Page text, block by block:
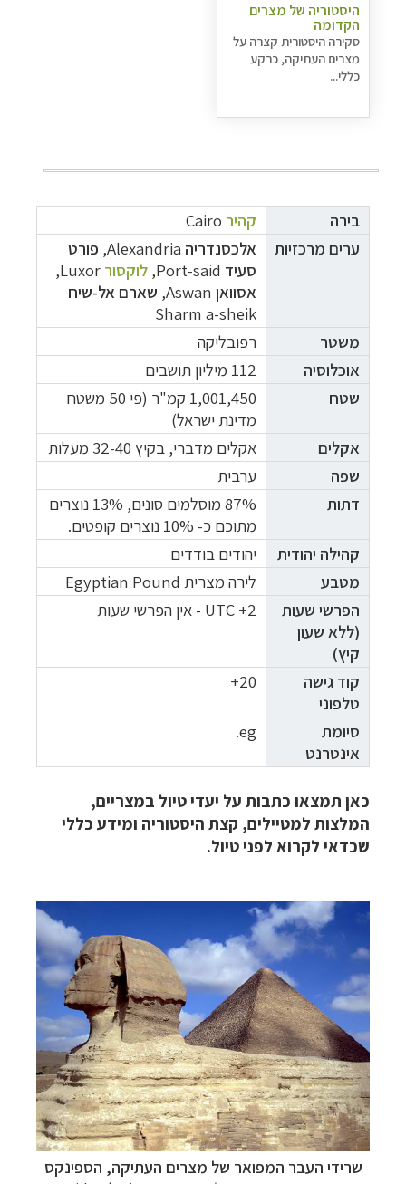
היסטוריה של מצרים
הקדומה
סקירה היסטורית קצרה על
מצרים העתיקה, כרקע
כללי...
בירה קהיר
ערים מרכזיות
אלכסנדריה
פורט
סעיד
לוקסור
אסוואן
שארם אל-שיח
Sharm a-sheik
משטר
רפובליקה
אוכלוסיה
112 מיליון תושבים
שטח
1,001,450 קמ"ר (פי 50 משטח
מדינת ישראל)
אקלים
אקלים מדברי, בקיץ 32-40 מעלות
שפה
ערבית
דתות
87% מוסלמים סונים, 13% נוצרים
מתוכם כ- 10% נוצרים קופטים.
קהילה יהודית
יהודים בודדים
מטבע
לירה מצרית Egyptian Pound
הפרשי שעות
(ללא שעון
קיץ)
UTC +2 - אין הפרשי שעות
קוד גישה
טלפוני
20+
סיומת
אינטרנט
eg.
כאן תמצאו כתבות על יעדי טיול במצריים,
המלצות למטיילים, קצת היסטוריה ומידע כללי
שכדאי לקרוא לפני טיול.
שרידי העבר המפואר של מצרים העתיקה, הספינקס